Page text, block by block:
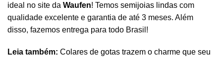
ideal no site da Waufen! Temos semijoias lindas com
qualidade excelente e garantia de até 3 meses. Além
disso, fazemos entrega para todo Brasil!
Leia também: Colares de gotas trazem o charme que seu